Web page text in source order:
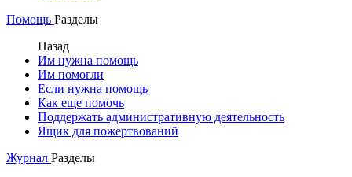
Помощь Разделы
Назад
Им нужна помощь
Им помогли
Если нужна помощь
Как еще помочь
Поддержать административную деятельность
Ящик для пожертвований
Журнал Разделы